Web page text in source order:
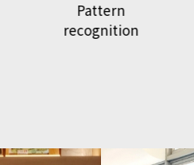
National
Geographic